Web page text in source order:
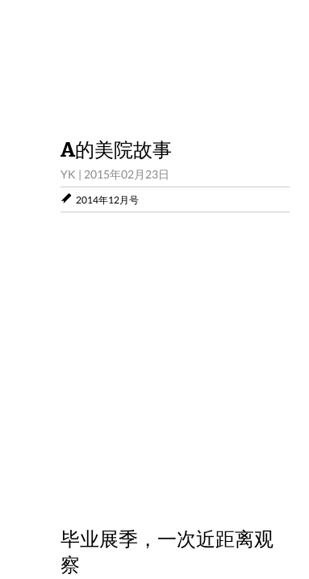
A的美院故事
YK | 2015年02月23日
2014年12月号
毕业展季，一次近距离观
察